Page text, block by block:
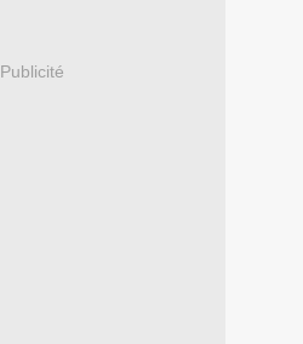
Publicité